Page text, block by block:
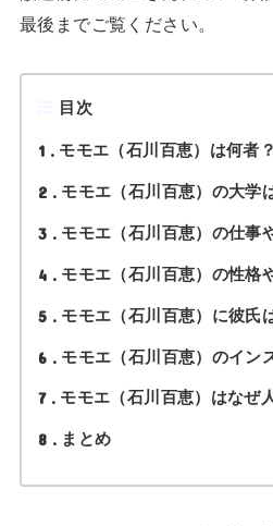
最後までご覧ください。
目次
1 モモエ（石川百恵）は何者
2 モモエ（石川百恵）の大学
3 モモエ（石川百恵）の仕事
4 モモエ（石川百恵）の性格
5 モモエ（石川百恵）に彼氏
6 モモエ（石川百恵）のイン
7 モモエ（石川百恵）はなぜ
8 まとめ